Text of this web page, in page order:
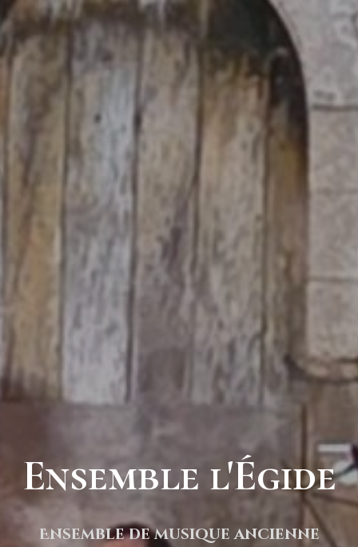
Ensemble l'Égide
Ensemble de musique ancienne